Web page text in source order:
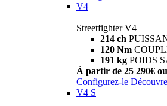
V4
Streetfighter V4
214 ch
120 Nm
191 kg POIDS
À partir de 25 290€
Configurez-le
V4 S